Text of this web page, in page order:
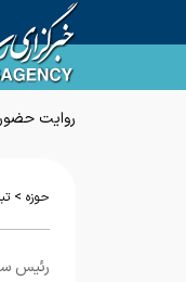
روایت
حوزه >
رئیس